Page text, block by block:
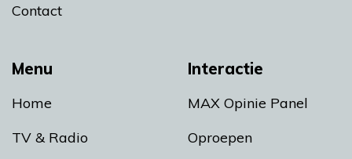
Menu
Home
TV & Radio
Interactie
MAX Opinie Panel
Oproepen
Contact